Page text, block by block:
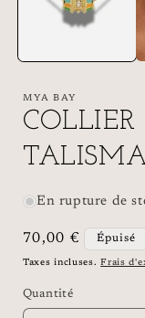
MYA BAY
En rupture de
Prix
habituel
70,00 € Épuisé
Taxes incluses.Frais
Quantité